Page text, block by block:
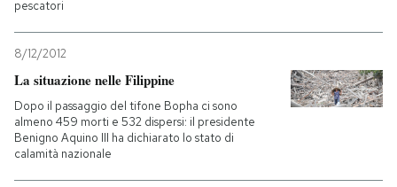
pescatori
8/12/2012
La situazione nelle Filippine
Dopo il passaggio del tifone Bopha ci sono
almeno 459 morti e 532 dispersi: il presidente
Benigno Aquino III ha dichiarato lo stato di
calamità nazionale